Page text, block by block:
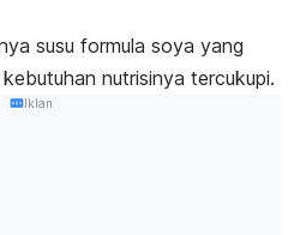
susu formula soya yang
nutrisinya tercukupi.
Iklan